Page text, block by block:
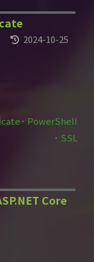
2024-10-25
PowerShell
SSL
Core